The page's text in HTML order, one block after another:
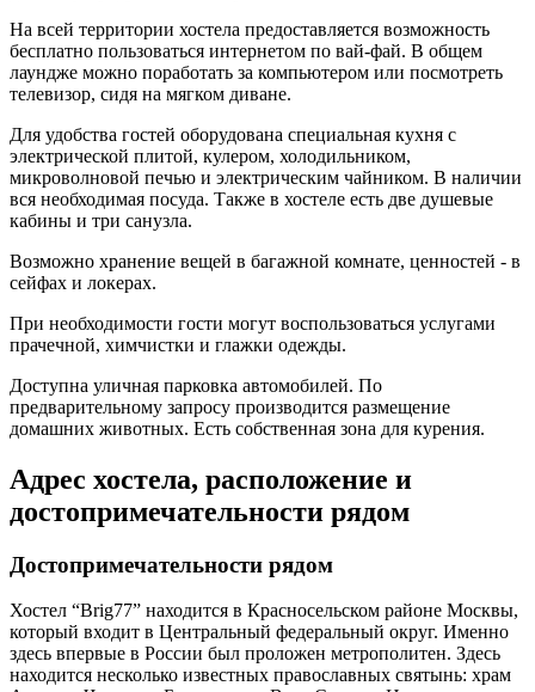
На всей территории хостела предоставляется возможность
бесплатно пользоваться интернетом по вай-фай. В общем
лаундже можно поработать за компьютером или посмотреть
телевизор, сидя на мягком диване.
Для удобства гостей оборудована специальная кухня с
электрической плитой, кулером, холодильником,
микроволновой печью и электрическим чайником. В наличии
вся необходимая посуда. Также в хостеле есть две душевые
кабины и три санузла.
Возможно хранение вещей в багажной комнате, ценностей - в
сейфах и локерах.
При необходимости гости могут воспользоваться услугами
прачечной, химчистки и глажки одежды.
Доступна уличная парковка автомобилей. По
предварительному запросу производится размещение
домашних животных. Есть собственная зона для курения.
Адрес хостела, расположение и
достопримечательности рядом
Достопримечательности рядом
Хостел “Brig77” находится в Красносельском районе Москвы,
который входит в Центральный федеральный округ. Именно
здесь впервые в России был проложен метрополитен. Здесь
находится несколько известных православных святынь: храм